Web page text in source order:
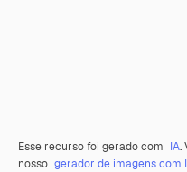
Esse recurso foi gerado com IA.
nosso gerador de imagens com